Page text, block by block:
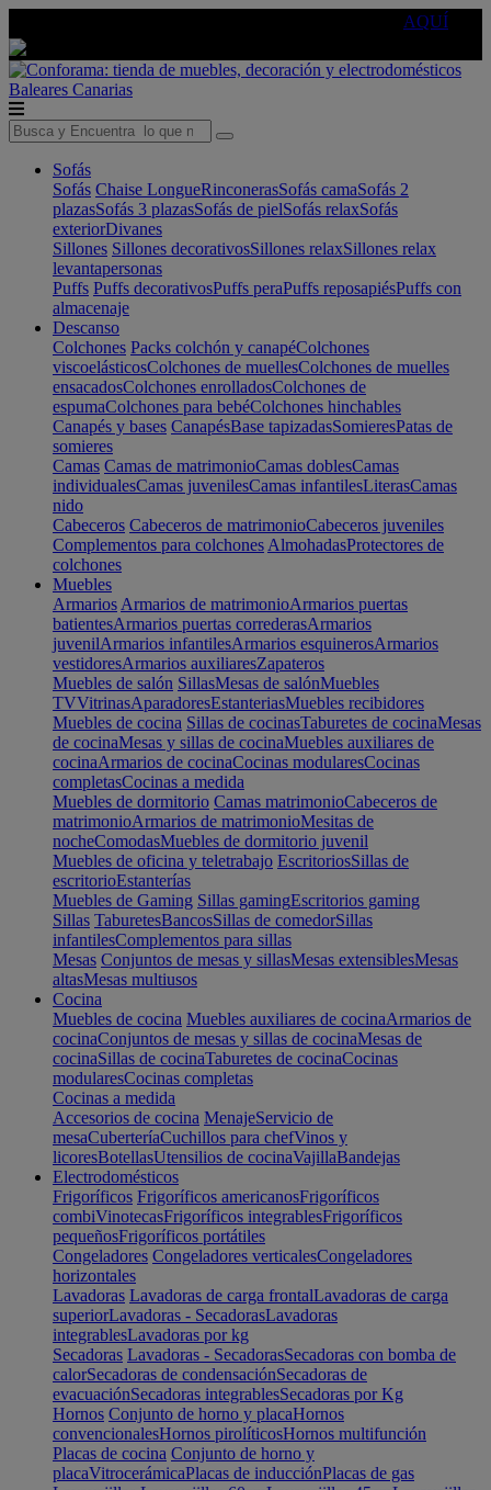
AQUÍ
Baleares Canarias
Sofás
Sofás Chaise LongueRinconerasSofás camaSofás 2
plazasSofás 3 plazasSofás de pielSofás relaxSofás
exteriorDivanes
Sillones Sillones decorativosSillones relaxSillones relax
levantapersonas
Puffs Puffs decorativosPuffs peraPuffs reposapiésPuffs con
almacenaje
Descanso
Colchones Packs colchón y canapéColchones
viscoelásticosColchones de muellesColchones de muelles
ensacadosColchones enrolladosColchones de
espumaColchones para bebéColchones hinchables
Canapés y bases CanapésBase tapizadasSomieresPatas de
somieres
Camas Camas de matrimonioCamas doblesCamas
individualesCamas juvenilesCamas infantilesLiterasCamas
nido
Cabeceros Cabeceros de matrimonioCabeceros juveniles
Complementos para colchones AlmohadasProtectores de
colchones
Muebles
Armarios Armarios de matrimonioArmarios puertas
batientesArmarios puertas correderasArmarios
juvenilArmarios infantilesArmarios esquinerosArmarios
vestidoresArmarios auxiliaresZapateros
Muebles de salón SillasMesas de salónMuebles
TVVitrinasAparadoresEstanteriasMuebles recibidores
Muebles de cocina Sillas de cocinasTaburetes de cocinaMesas
de cocinaMesas y sillas de cocinaMuebles auxiliares de
cocinaArmarios de cocinaCocinas modularesCocinas
completasCocinas a medida
Muebles de dormitorio Camas matrimonioCabeceros de
matrimonioArmarios de matrimonioMesitas de
nocheComodasMuebles de dormitorio juvenil
Muebles de oficina y teletrabajo EscritoriosSillas de
escritorioEstanterías
Muebles de Gaming Sillas gamingEscritorios gaming
Sillas TaburetesBancosSillas de comedorSillas
infantilesComplementos para sillas
Mesas Conjuntos de mesas y sillasMesas extensiblesMesas
altasMesas multiusos
Cocina
Muebles de cocina Muebles auxiliares de cocinaArmarios de
cocinaConjuntos de mesas y sillas de cocinaMesas de
cocinaSillas de cocinaTaburetes de cocinaCocinas
modularesCocinas completas
Cocinas a medida
Accesorios de cocina MenajeServicio de
mesaCuberteríaCuchillos para chefVinos y
licoresBotellasUtensilios de cocinaVajillaBandejas
Electrodomésticos
Frigoríficos Frigoríficos americanosFrigoríficos
combiVinotecasFrigoríficos integrablesFrigoríficos
pequeñosFrigoríficos portátiles
Congeladores Congeladores verticalesCongeladores
horizontales
Lavadoras Lavadoras de carga frontalLavadoras de carga
superiorLavadoras - SecadorasLavadoras
integrablesLavadoras por kg
Secadoras Lavadoras - SecadorasSecadoras con bomba de
calorSecadoras de condensaciónSecadoras de
evacuaciónSecadoras integrablesSecadoras por Kg
Hornos Conjunto de horno y placaHornos
convencionalesHornos pirolíticosHornos multifunción
Placas de cocina Conjunto de horno y
placaVitrocerámicaPlacas de inducciónPlacas de gas